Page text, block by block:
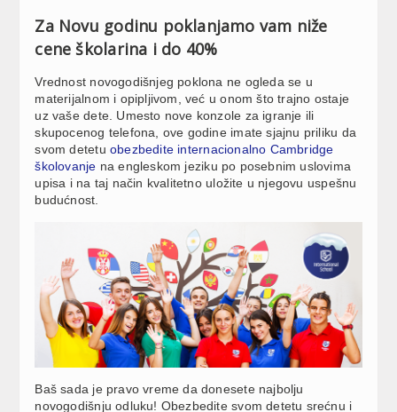
Za Novu godinu poklanjamo vam niže
cene školarina i do 40%
Vrednost novogodišnjeg poklona ne ogleda se u
materijalnom i opipljivom, već u onom što trajno ostaje
uz vaše dete. Umesto nove konzole za igranje ili
skupocenog telefona, ove godine imate sjajnu priliku da
svom detetu obezbedite internacionalno Cambridge
školovanje na engleskom jeziku po posebnim uslovima
upisa i na taj način kvalitetno uložite u njegovu uspešnu
budućnost.
Baš sada je pravo vreme da donesete najbolju
novogodišnju odluku! Obezbedite svom detetu srećnu i